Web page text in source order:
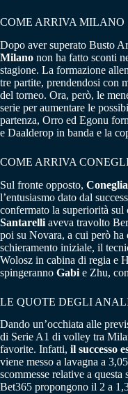
COME ARRIVA MILANO
Dopo aver superato Busto
Milano non ha fatto sconti
stagione. La formazione
tre partite, prendendosi con
del torneo. Ora, però, le
serie per aumentare le
partenza, Orro ed Egonu
e Daalderop in banda e la
COME ARRIVA
Sul fronte opposto,
l’entusiasmo dato dal
confermato la superiorità
Santarelli aveva travolto
poi su Novara, a cui però
schieramento iniziale, il
Wolosz in cabina di regia e
spingeranno Gabi e Zhu,
LE QUOTE DEGLI
Dando un’occhiata alle
di Serie A1 di volley tra
favorite. Infatti, il successo
viene messo a lavagna a
scommesse relative a
Bet365 propongono il 2 a